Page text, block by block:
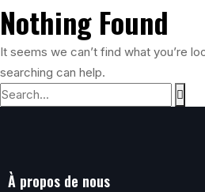
Nothing Found
It seems we can’t find what you’re
searching can help.
À propos de nous